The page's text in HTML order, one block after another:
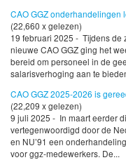
CAO GGZ onderhandelingen
(22,660 x gelezen)
19 februari 2025 - Tijdens
nieuwe CAO GGZ ging het
bereid om personeel in de
salarisverhoging aan te
CAO GGZ 2025-2026 is
(22,209 x gelezen)
9 juli 2025 - In maart eerder
vertegenwoordigd door de
en NU’91 een
voor ggz-medewerkers. De...